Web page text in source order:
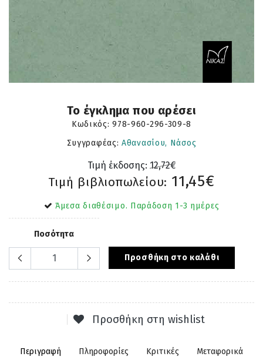
Το έγκλημα που αρέσει
Κωδικός:978-960-296-309-8
Συγγραφέας:Αθανασίου, Νάσος
Τιμή έκδοσης: 12,72€
Τιμή βιβλιοπωλείου: 11,45€
Άμεσα διαθέσιμο. Παράδοση 1-3 ημέρες
Ποσότητα
Προσθήκη στο καλάθι
Προσθήκη στη wishlist
Περιγραφή Πληροφορίες Κριτικές Μεταφορικά